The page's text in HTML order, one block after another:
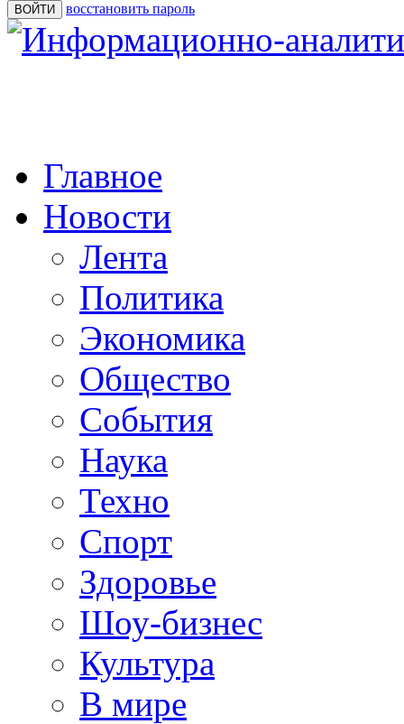
восстановить пароль
Главное
Новости
Лента
Политика
Экономика
Общество
События
Наука
Техно
Спорт
Здоровье
Шоу-бизнес
Культура
В мире